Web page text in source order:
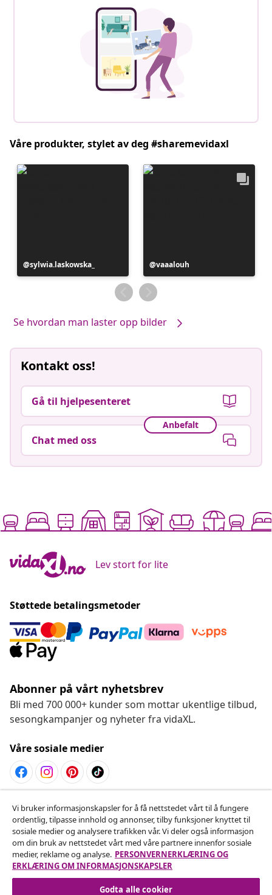
Våre produkter, stylet av deg #sharemevidaxl
Innlegg
publisert
sylwia.laskowska_
Innlegg
publisert
av
vaaalouh
Se hvordan man laster opp bilder
Kontakt oss!
Gå til hjelpesenteret
Anbefalt
Chat med oss
Lev stort for lite
Støttede betalingsmetoder
Abonner på vårt nyhetsbrev
Bli med 700 000+ kunder som mottar ukentlige tilbud,
sesongkampanjer og nyheter fra vidaXL.
Våre sosiale medier
Angre på kontrakten
Send inn en angrerett for bestillingen din.
Angre på kontrakten
Vi bruker informasjonskapsler for å få nettstedet vårt til å fungere
ordentlig, tilpasse innhold og annonser, tilby funksjoner knyttet til
sosiale medier og analysere trafikken vår. Vi deler også informasjon
om din bruk av nettstedet vårt med våre partnere innenfor sosiale
medier, reklame og analyse. PERSONVERNERKLÆRING OG
ERKLÆRING OM INFORMASJONSKAPSLER
Godta alle cookier